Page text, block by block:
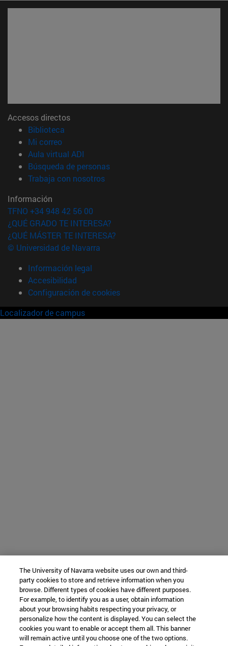
Accesos directos
Biblioteca
Mi correo(abre en nueva ventana)
Aula virtual ADI
Búsqueda de personas(abre en nueva ventana)
Trabaja con nosotros(abre en nueva ventana)
Información
TFNO +34 948 42 56 00
¿QUÉ GRADO TE INTERESA?
¿QUÉ MÁSTER TE INTERESA?
© Universidad de Navarra
Información legal
Accesibilidad
Configuración de cookies
Localizador de campus
The University of Navarra website uses our own and third-
party cookies to store and retrieve information when you
browse. Different types of cookies have different purposes.
For example, to identify you as a user, obtain information
about your browsing habits respecting your privacy, or
personalize how the content is displayed. You can select the
cookies you want to enable or accept them all. This banner
will remain active until you choose one of the two options.